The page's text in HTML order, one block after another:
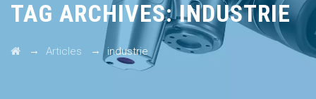
TAG ARCHIVES:INDUSTRIE
→ Articles → industrie